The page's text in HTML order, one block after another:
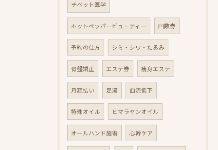
チベット医学
ホットペッパービューティー 回数券
予約の仕方 シミ・シワ・たるみ
骨盤矯正 エステ券 痩身エステ
月額払い 足湯 血流低下
特殊オイル ヒマラヤンオイル
オールハンド施術 心幹ケア